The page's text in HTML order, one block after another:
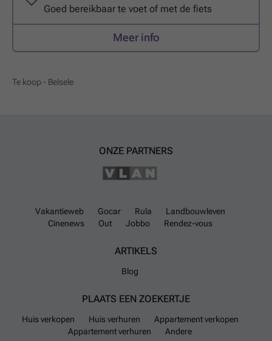
Goed bereikbaar te voet of met de fiets
Meer info
Te koop - Belsele
ONZE PARTNERS
Vakantieweb Gocar Rula
Landbouwleven
Cinenews
Out Jobbo Rendez-vous
ARTIKELS
Blog
PLAATS EEN ZOEKERTJE
Huis verkopen Huis verhuren
Appartement verkopen
Appartement verhuren
Andere